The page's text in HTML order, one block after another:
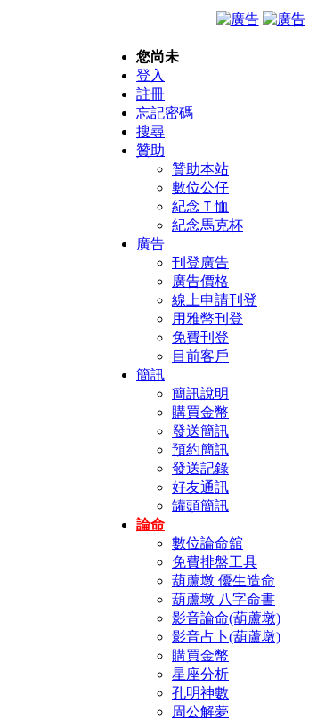
您尚未
登入
註冊
忘記密碼
搜尋
贊助
贊助本站
數位公仔
紀念Ｔ恤
紀念馬克杯
廣告
刊登廣告
廣告價格
線上申請刊登
用雅幣刊登
免費刊登
目前客戶
簡訊
簡訊說明
購買金幣
發送簡訊
預約簡訊
發送記錄
好友通訊
罐頭簡訊
論命
數位論命舘
免費排盤工具
葫蘆墩 優生造命
葫蘆墩 八字命書
影音論命(葫蘆墩)
影音占卜(葫蘆墩)
購買金幣
星座分析
孔明神數
周公解夢